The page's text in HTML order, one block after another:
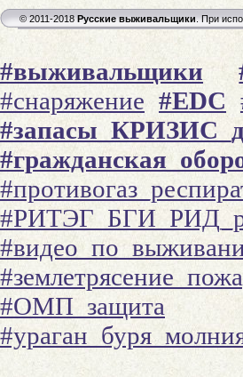
© 2011-2018Русские выживальщики. При
#выживальщики
#снаряжение #EDC
#ОМП_защита